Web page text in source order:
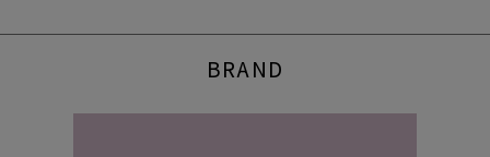
BRAND